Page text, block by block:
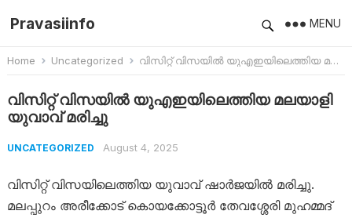
Pravasiinfo MENU
Home Uncategorized വിസിറ്റ് വിസയിൽ യുഎഇയിലെത്തിയ മലയാളി യുവാവ് മരിച്ചു
വിസിറ്റ് വിസയിൽ യുഎഇയിലെത്തിയ മലയാളി
യുവാവ് മരിച്ചു
UNCATEGORIZED August 4, 2025
വിസിറ്റ് വിസയിലെത്തിയ യുവാവ് ഷാര്‍ജയില്‍ മരിച്ചു.
മലപ്പുറം അരീക്കോട് കൊയക്കോട്ടൂര്‍ തേവശ്ശേരി മുഹമ്മദ്